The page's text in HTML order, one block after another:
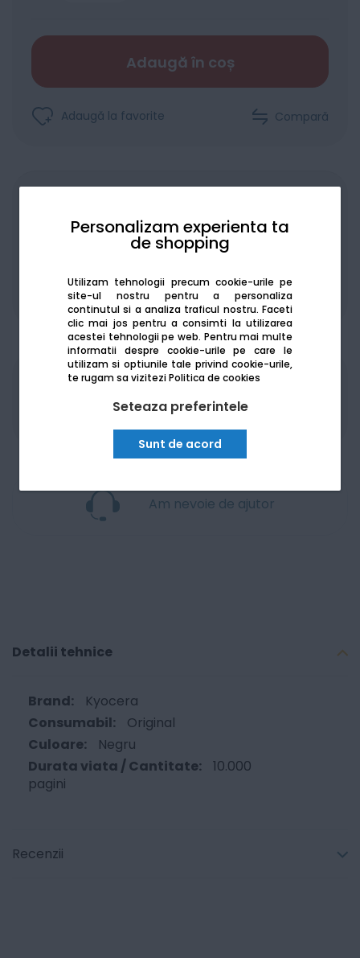
Personalizam experienta ta
de shopping
Utilizam tehnologii precum cookie-urile pe
site-ul nostru pentru a personaliza
continutul si a analiza traficul nostru. Faceti
clic mai jos pentru a consimti la utilizarea
acestei tehnologii pe web. Pentru mai multe
informatii despre cookie-urile pe care le
utilizam si optiunile tale privind cookie-urile,
te rugam sa viziteziPolitica de cookies
Seteaza preferintele
Sunt de acord
Adaugă în coș
Adaugă la favorite Compară
De la: 244.67Lei / lună Vezi detalii
Produsele sunt disponibile pe platforma de
achizitii publiceSEAP/SICAP
Am nevoie de ajutor
Detalii tehnice
Kyocera
Original
Negru
10.000
pagini
Recenzii